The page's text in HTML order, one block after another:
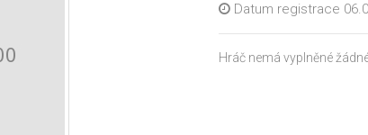
Datum registrace
Hráč nemá vyplněné